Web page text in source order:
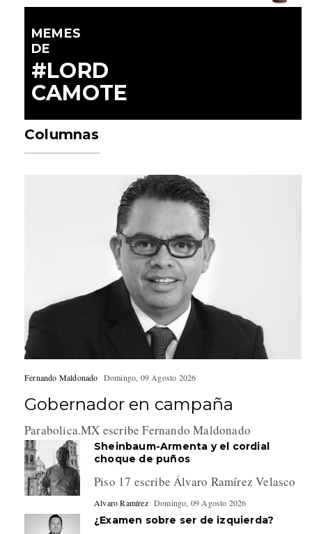
MEMES
DE
#LORD
CAMOTE
Columnas
Fernando Maldonado Domingo, 09 Agosto 2026
Gobernador en campaña
Parabolica.MX escribe Fernando Maldonado
Sheinbaum-Armenta y el cordial
choque de puños
Piso 17 escribe Álvaro Ramírez Velasco
Alvaro Ramírez Domingo, 09 Agosto 2026
¿Examen sobre ser de izquierda?